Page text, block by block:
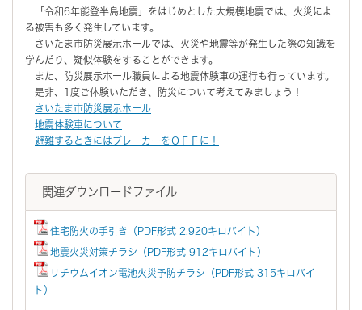
「令和6年能登半島地震」をはじめとした大規模地震では、火災によ
る被害も多く発生しています。
さいたま市防災展示ホールでは、火災や地震等が発生した際の知識を
学んだり、疑似体験をすることができます。
また、防災展示ホール職員による地震体験車の運行も行っています。
是非、1度ご体験いただき、防災について考えてみましょう！
さいたま市防災展示ホール
地震体験車について
避難するときにはブレーカーをＯＦＦに！
関連ダウンロードファイル
住宅防火の手引き（PDF形式 2,920キロバイト）
地震火災対策チラシ（PDF形式 912キロバイト）
リチウムイオン電池火災予防チラシ（PDF形式 315キロバイ
ト）